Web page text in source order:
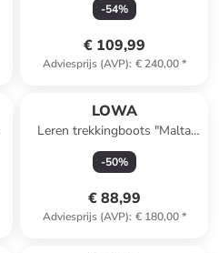
-54%
€ 109,99
Adviesprijs (AVP): € 240,00*
LOWA
Leren trekkingboots "Malta
GTX" antraciet
-50%
€ 88,99
Adviesprijs (AVP): € 180,00*